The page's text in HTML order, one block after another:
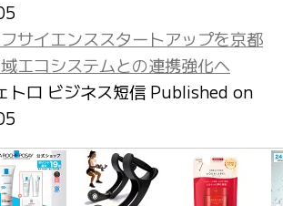
サイエンススタートアップを京都
エコシステムとの連携強化へ
トロ ビジネス短信 Published on